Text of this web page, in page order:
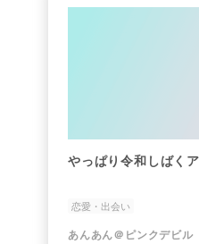
やっぱり令和しば
恋愛・出会い